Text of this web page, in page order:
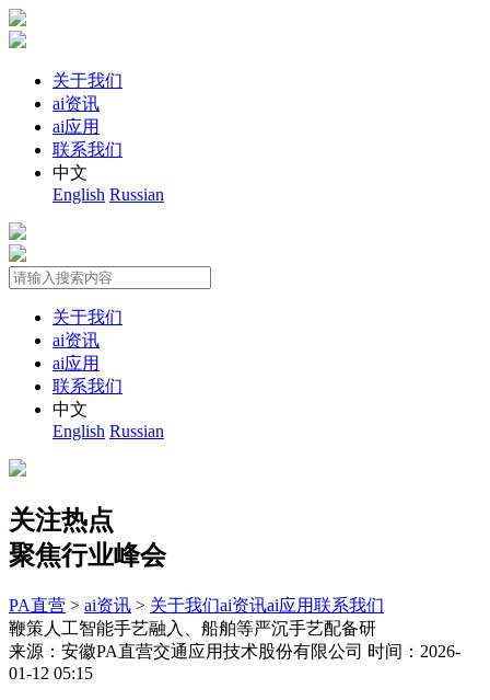
关于我们
ai资讯
ai应用
联系我们
中文
English Russian
关于我们
ai资讯
ai应用
联系我们
中文
English Russian
关注热点
聚焦行业峰会
PA直营 > ai资讯 > 关于我们ai资讯ai应用联系我们
鞭策人工智能手艺融入、船舶等严沉手艺配备研
来源：安徽PA直营交通应用技术股份有限公司 时间：2026-
01-12 05:15